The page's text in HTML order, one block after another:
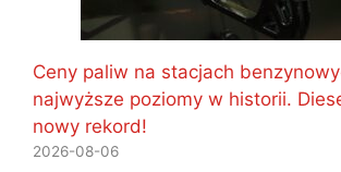
Ceny paliw na stacjach
najwyższe poziomy w historii.
nowy rekord!
2026-08-06